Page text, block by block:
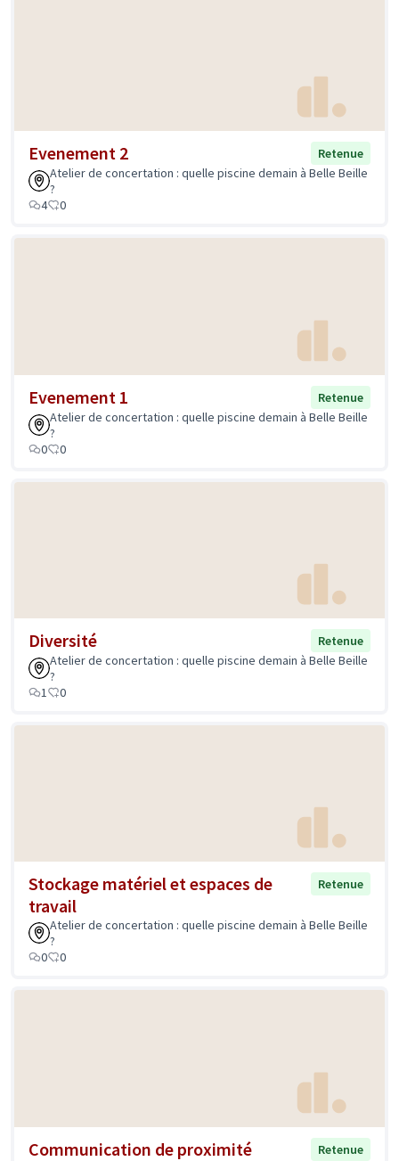
Evenement 2
Retenue
Atelier de concertation : quelle piscine demain à Belle Beille
?
4
0
Evenement 1
Retenue
Atelier de concertation : quelle piscine demain à Belle Beille
?
0
0
Diversité
Retenue
Atelier de concertation : quelle piscine demain à Belle Beille
?
1
0
Stockage matériel et espaces de
travail
Retenue
Atelier de concertation : quelle piscine demain à Belle Beille
?
0
0
Communication de proximité
Retenue